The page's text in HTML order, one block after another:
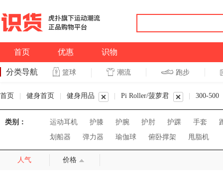
首页 优惠 识物
分类导航 篮球 潮流 跑步
首页 健身首页 健身用品 Pi Roller/菠萝君 300-500
类别： 运动耳机 护膝 护腕 护肘 护踝 手套
划船器
弹力器 瑜伽球 俯卧撑架 甩脂机
人气 价格